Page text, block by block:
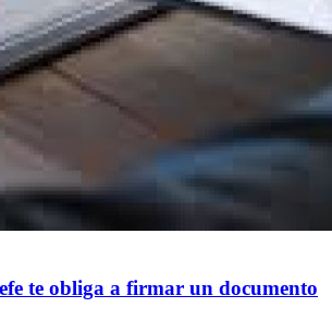
te obliga a firmar un documento